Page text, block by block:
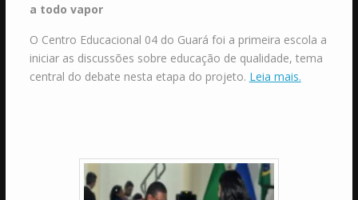
a todo vapor
O Centro Educacional 04 do Guará foi a primeira escola a
iniciar as discussões sobre educação de qualidade, tema
central do debate nesta etapa do projeto. Leia mais.